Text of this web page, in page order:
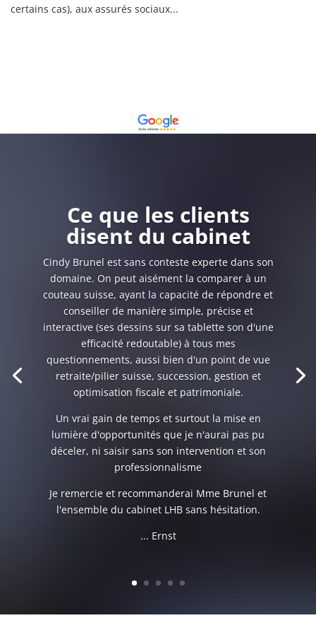
certains cas), aux assurés sociaux...
Ce que les clients
disent du cabinet
Cindy Brunel est sans conteste experte dans son
domaine. On peut aisément la comparer à un
couteau suisse, ayant la capacité de répondre et
conseiller de manière simple, précise et
interactive (ses dessins sur sa tablette son d'une
efficacité redoutable) à tous mes
questionnements, aussi bien d'un point de vue
retraite/pilier suisse, succession, gestion et
optimisation fiscale et patrimoniale.
Un vrai gain de temps et surtout la mise en
lumière d'opportunités que je n'aurai pas pu
déceler, ni saisir sans son intervention et son
professionnalisme
Je remercie et recommanderai Mme Brunel et
l'ensemble du cabinet LHB sans hésitation.
... Ernst